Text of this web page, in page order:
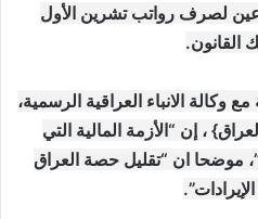
لصرف رواتب تشرين الأول
القانون.
الانباء العراقية الرسمية،
، إن “الأزمة المالية التي
موضحا ان “تقليل حصة العراق